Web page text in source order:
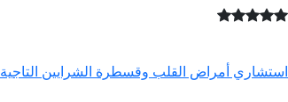
استشاري أمراض القلب وقسطرة الشرايين التاجية